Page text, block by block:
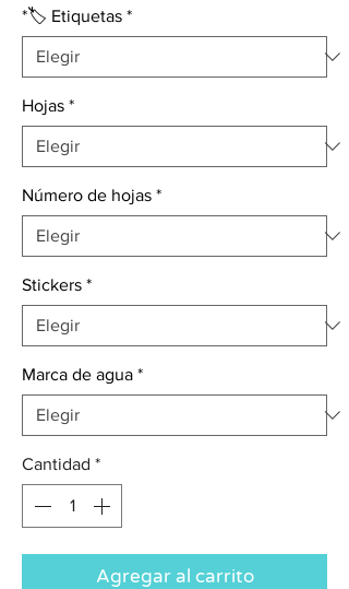
*🏷️ Etiquetas *
Hojas *
Número de hojas *
Stickers *
Marca de agua *
Cantidad *
Agregar al carrito